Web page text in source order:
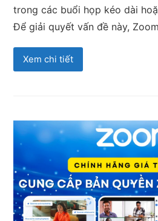
trong các buổi họp kéo dài
Để giải quyết vấn đề này,
Xem chi tiết